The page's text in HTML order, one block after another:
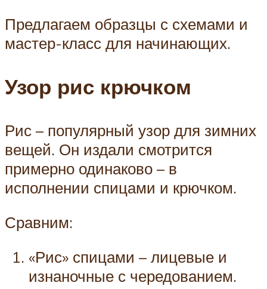
Предлагаем образцы с схемами и
мастер-класс для начинающих.
Узор рис крючком
Рис – популярный узор для зимних
вещей. Он издали смотрится
примерно одинаково – в
исполнении спицами и крючком.
Сравним:
«Рис» спицами – лицевые и
изнаночные с чередованием.